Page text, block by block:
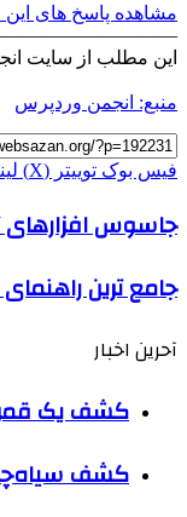
مشاهده پاسخ های
این مطلب از سایت
منبع: انجمن وردپرس
فیس بوک توییتر (X)
جاسوس افزارهای
جامع ترین
آحرین اخبار
کشف یک قمر
کشف